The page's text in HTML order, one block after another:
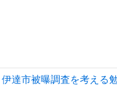
伊達市被曝調査を考える